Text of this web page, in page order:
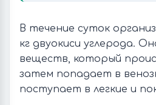
В течение суток
кг двуокиси углерода.
веществ, который
затем попадает в
поступает в легкие и